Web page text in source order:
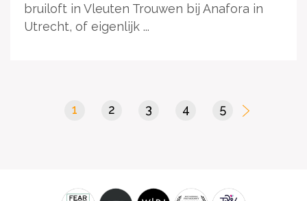
bruiloft in Vleuten Trouwen bij Anafora in
Utrecht, of eigenlijk ...
1 (current)
2 3 4 5